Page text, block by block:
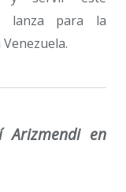
lanza para la
Arizmendi en